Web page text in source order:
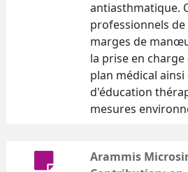
antiasthmatique.
professionnels
marges de
la prise en
plan médical
d'éducation
mesures
Arammis